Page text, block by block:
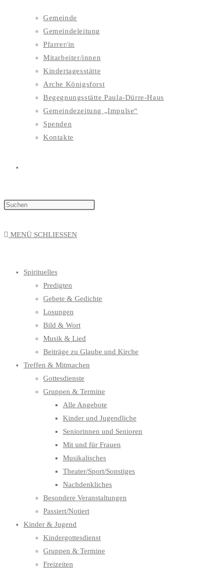
Gemeinde
Gemeindeleitung
Pfarrer/in
Mitarbeiter/innen
Kindertagesstätte
Arche Königsforst
Begegnungsstätte Paula-Dürre-Haus
Gemeindezeitung „Impulse“
Spenden
Kontakte
MENÜ SCHLIESSEN
Spirituelles
Predigten
Gebete & Gedichte
Losungen
Bild & Wort
Musik & Lied
Beiträge zu Glaube und Kirche
Treffen & Mitmachen
Gottesdienste
Gruppen & Termine
Alle Angebote
Kinder und Jugendliche
Seniorinnen und Senioren
Mit und für Frauen
Musikalisches
Theater/Sport/Sonstiges
Nachdenkliches
Besondere Veranstaltungen
Passiert/Notiert
Kinder & Jugend
Kindergottesdienst
Gruppen & Termine
Freizeiten